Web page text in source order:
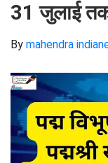
31 जुलाई
By mahendra